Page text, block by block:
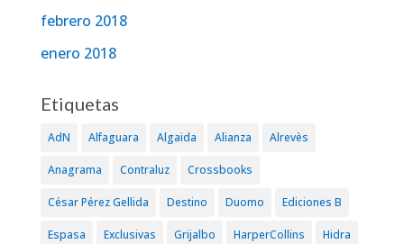
febrero 2018
enero 2018
Etiquetas
AdN Alfaguara Algaida Alianza Alrevès
Anagrama Contraluz Crossbooks
César Pérez Gellida Destino Duomo Ediciones B
Espasa Exclusivas Grijalbo HarperCollins Hidra